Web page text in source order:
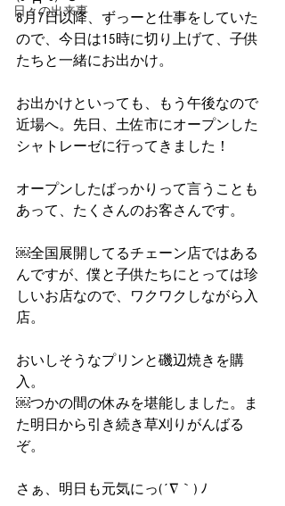
日々の出来事
8月7日以降、ずっーと仕事をしていた
ので、今日は15時に切り上げて、子供
たちと一緒にお出かけ。
お出かけといっても、もう午後なので
近場へ。先日、土佐市にオープンした
シャトレーゼに行ってきました！
オープンしたばっかりって言うことも
あって、たくさんのお客さんです。
￼全国展開してるチェーン店ではある
んですが、僕と子供たちにとっては珍
しいお店なので、ワクワクしながら入
店。
おいしそうなプリンと磯辺焼きを購
入。
￼つかの間の休みを堪能しました。ま
た明日から引き続き草刈りがんばる
ぞ。
さぁ、明日も元気にっ(´∇｀) ﾉ